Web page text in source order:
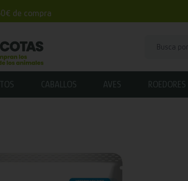
de compra
CABALLOS AVES ROEDORES